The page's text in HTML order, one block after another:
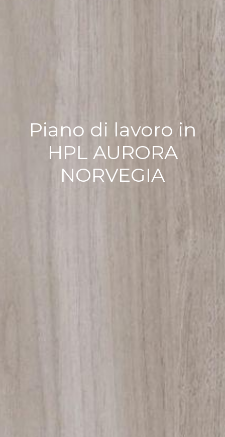
Piano di lavoro in
HPL AURORA
NORVEGIA